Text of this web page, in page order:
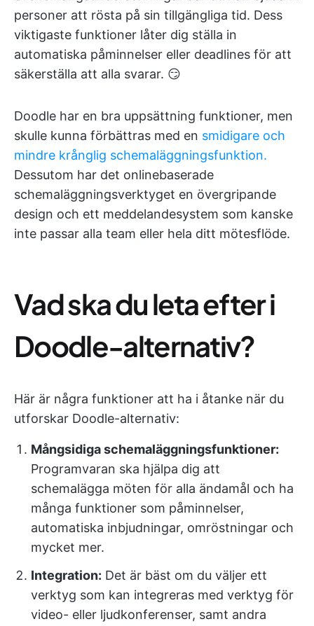
personer att rösta på sin tillgängliga tid. Dess
viktigaste funktioner låter dig ställa in
automatiska påminnelser eller deadlines för att
säkerställa att alla svarar. 😏
Doodle har en bra uppsättning funktioner, men
skulle kunna förbättras med en smidigare och
mindre krånglig schemaläggningsfunktion.
Dessutom har det onlinebaserade
schemaläggningsverktyget en övergripande
design och ett meddelandesystem som kanske
inte passar alla team eller hela ditt mötesflöde.
Vad ska du leta efter i
Doodle-alternativ?
Här är några funktioner att ha i åtanke när du
utforskar Doodle-alternativ:
Mångsidiga schemaläggningsfunktioner:
Programvaran ska hjälpa dig att
schemalägga möten för alla ändamål och ha
många funktioner som påminnelser,
automatiska inbjudningar, omröstningar och
mycket mer.
Integration: Det är bäst om du väljer ett
verktyg som kan integreras med verktyg för
video- eller ljudkonferenser, samt andra